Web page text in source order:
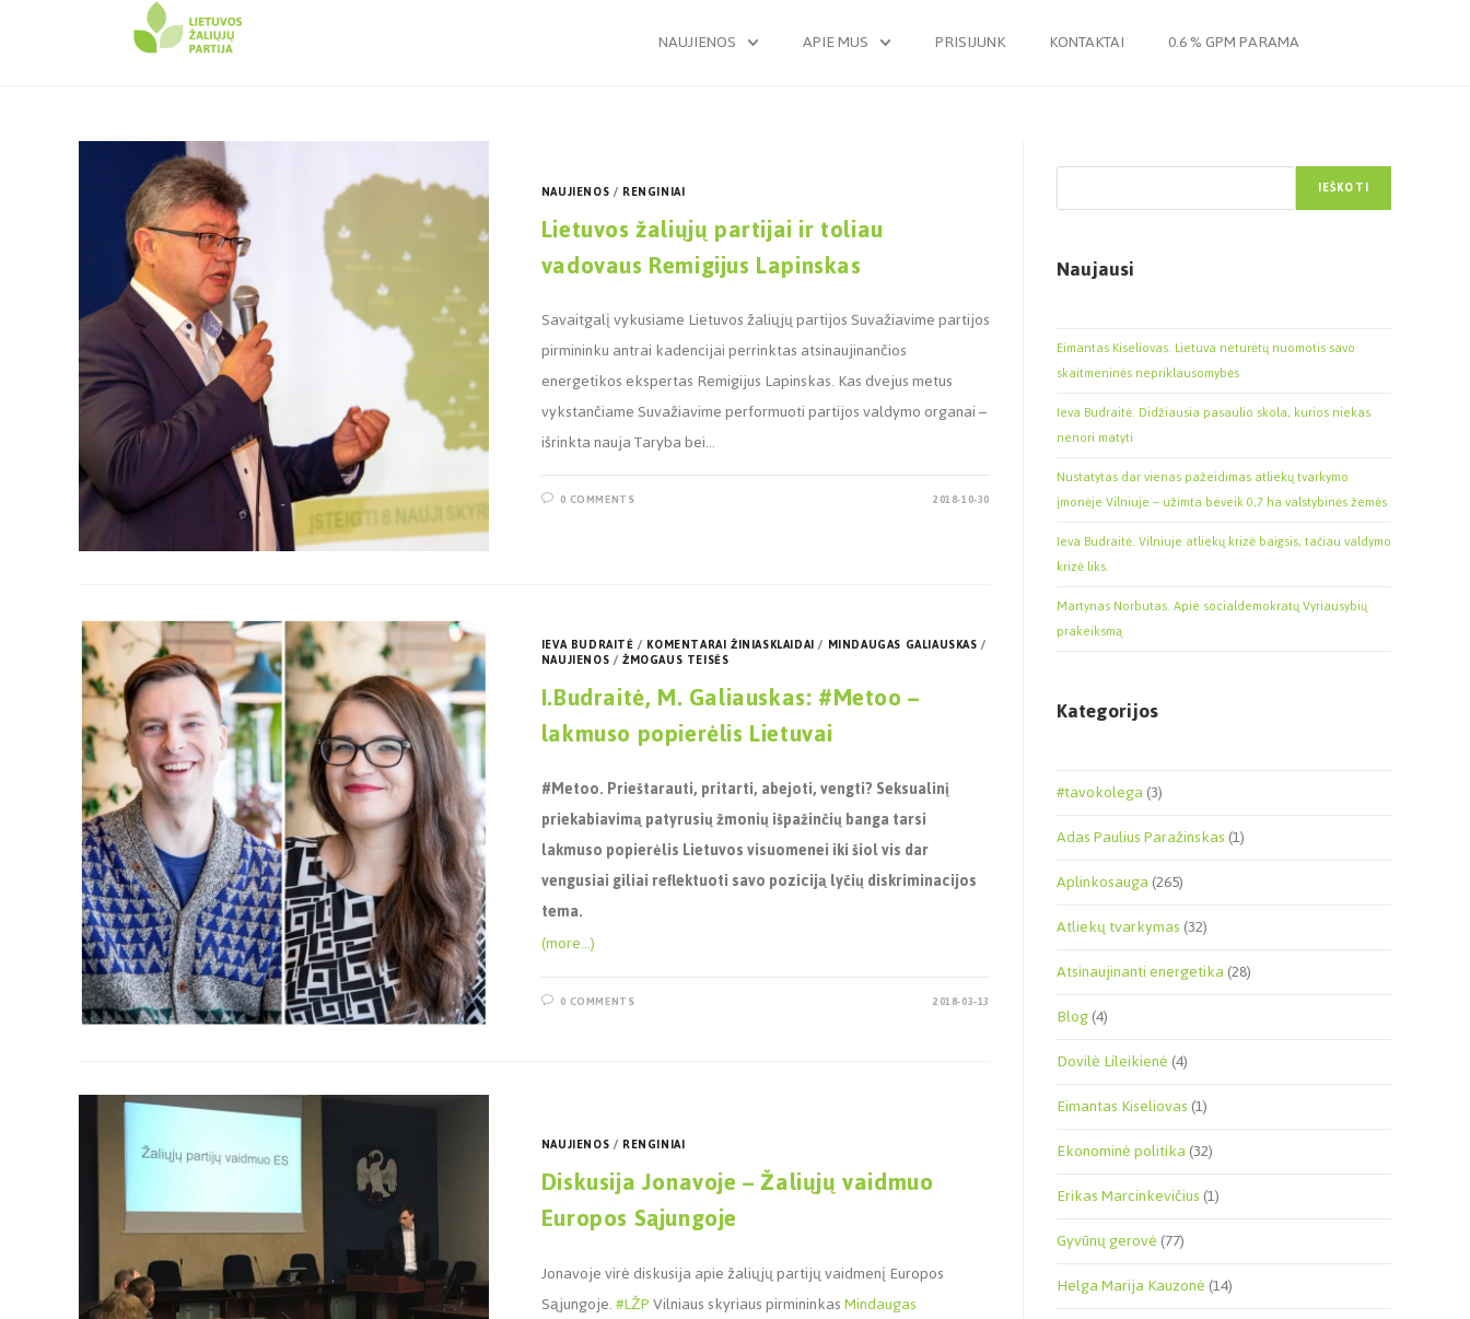
NAUJIENOS APIE MUS PRISIJUNK KONTAKTAI 0.6 % GPM PARAMA
NAUJIENOS/ RENGINIAI
Lietuvos žaliųjų partijai ir toliau
vadovaus Remigijus Lapinskas
Savaitgalį vykusiame Lietuvos žaliųjų partijos Suvažiavime partijos
pirmininku antrai kadencijai perrinktas atsinaujinančios
energetikos ekspertas Remigijus Lapinskas. Kas dvejus metus
vykstančiame Suvažiavime performuoti partijos valdymo organai –
išrinkta nauja Taryba bei…
0 COMMENTS 2018-10-30
IEVA BUDRAITĖ/ KOMENTARAI ŽINIASKLAIDAI/ MINDAUGAS GALIAUSKAS/
NAUJIENOS/ŽMOGAUS TEISĖS
I.Budraitė, M. Galiauskas: #Metoo –
lakmuso popierėlis Lietuvai
#Metoo. Prieštarauti, pritarti, abejoti, vengti? Seksualinį
priekabiavimą patyrusių žmonių išpažinčių banga tarsi
lakmuso popierėlis Lietuvos visuomenei iki šiol vis dar
vengusiai giliai reflektuoti savo poziciją lyčių diskriminacijos
tema.
(more…)
0 COMMENTS 2018-03-13
NAUJIENOS/ RENGINIAI
Diskusija Jonavoje – Žaliųjų vaidmuo
Europos Sąjungoje
Jonavoje virė diskusija apie žaliųjų partijų vaidmenį Europos
Sąjungoje.#LŽPVilniaus skyriaus pirmininkasMindaugas
IEŠKOTI
Naujausi
Eimantas Kiseliovas. Lietuva neturėtų nuomotis savo
skaitmeninės nepriklausomybės
Ieva Budraitė. Didžiausia pasaulio skola, kurios niekas
nenori matyti
Nustatytas dar vienas pažeidimas atliekų tvarkymo
įmonėje Vilniuje – užimta beveik 0,7 ha valstybinės žemės
Ieva Budraitė. Vilniuje atliekų krizė baigsis, tačiau valdymo
krizė liks.
Martynas Norbutas. Apie socialdemokratų Vyriausybių
prakeiksmą
Kategorijos
#tavokolega(3)
Adas Paulius Paražinskas(1)
Aplinkosauga(265)
Atliekų tvarkymas(32)
Atsinaujinanti energetika(28)
Blog(4)
Dovilė Lileikienė(4)
Eimantas Kiseliovas(1)
Ekonominė politika(32)
Erikas Marcinkevičius(1)
Gyvūnų gerovė(77)
Helga Marija Kauzonė(14)